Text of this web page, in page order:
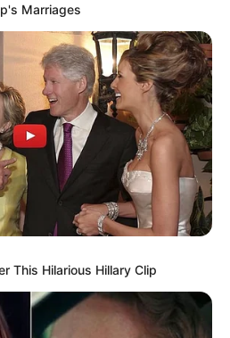
Marriages
This Hilarious Hillary Clip